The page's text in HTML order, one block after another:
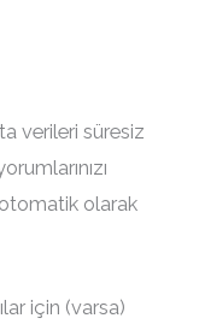
verileri süresiz
olarak
için (varsa)